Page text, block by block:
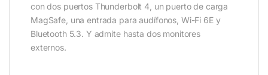
con dos puertos Thunderbolt 4, un puerto de carga
MagSafe, una entrada para audífonos, Wi-Fi 6E y
Bluetooth 5.3. Y admite hasta dos monitores
externos.